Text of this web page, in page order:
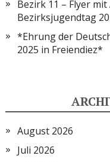
Bezirk 11 – Flyer
Bezirksjugendtag
*Ehrung der
2025 in Freiendiez*
August 2026
Juli 2026